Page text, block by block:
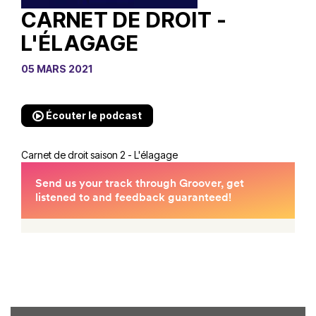
CARNET DE DROIT -
L'ÉLAGAGE
05 MARS 2021
Écouter le podcast
Carnet de droit saison 2 - L'élagage